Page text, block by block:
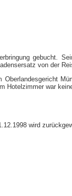
gebucht.
von der
Hotelzimmer war
wird